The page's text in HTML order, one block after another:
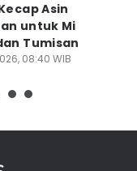
Asin
untuk Mi
Tumisan
08:40 WIB